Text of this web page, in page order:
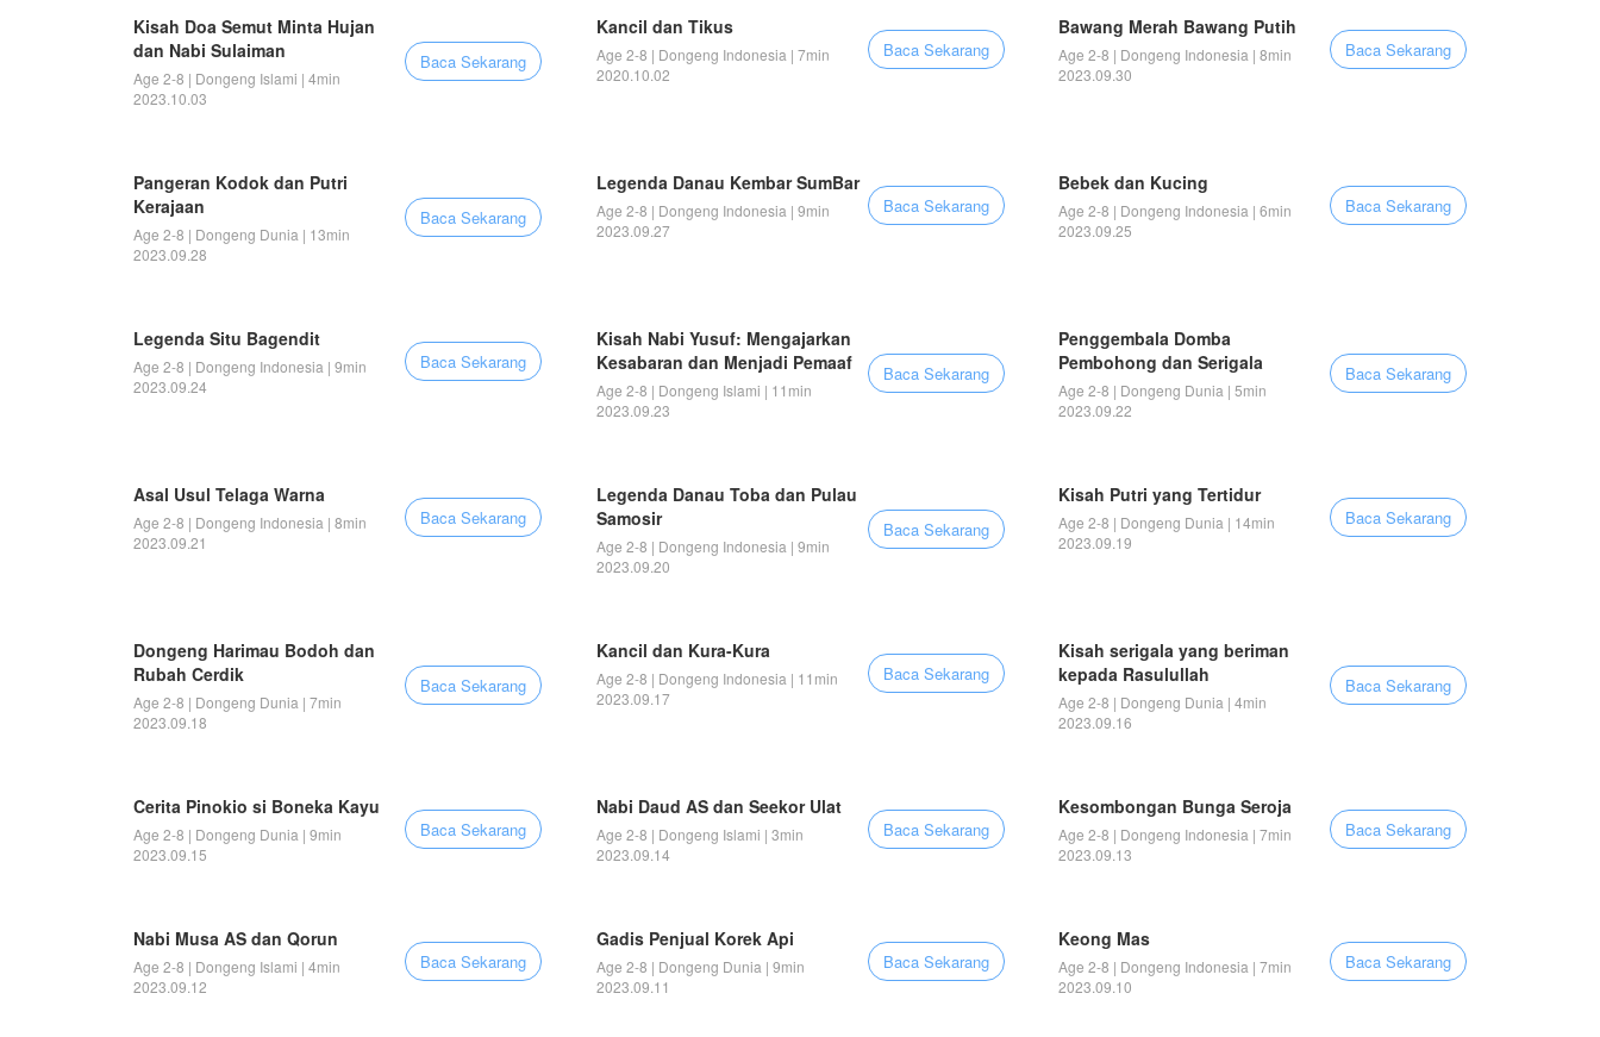
Kisah Doa Semut Minta Hujan
dan Nabi Sulaiman
Age 2-8 | Dongeng Islami | 4min
2023.10.03
Baca Sekarang
Kancil dan Tikus
Age 2-8 | Dongeng Indonesia | 7min
2020.10.02
Baca Sekarang
Bawang Merah Bawang Putih
Age 2-8 | Dongeng Indonesia | 8min
2023.09.30
Baca Sekarang
Pangeran Kodok dan Putri
Kerajaan
Age 2-8 | Dongeng Dunia | 13min
2023.09.28
Baca Sekarang
Legenda Danau Kembar SumBar
Age 2-8 | Dongeng Indonesia | 9min
2023.09.27
Baca Sekarang
Bebek dan Kucing
Age 2-8 | Dongeng Indonesia | 6min
2023.09.25
Baca Sekarang
Legenda Situ Bagendit
Age 2-8 | Dongeng Indonesia | 9min
2023.09.24
Baca Sekarang
Kisah Nabi Yusuf: Mengajarkan
Kesabaran dan Menjadi Pemaaf
Age 2-8 | Dongeng Islami | 11min
2023.09.23
Baca Sekarang
Penggembala Domba
Pembohong dan Serigala
Age 2-8 | Dongeng Dunia | 5min
2023.09.22
Baca Sekarang
Asal Usul Telaga Warna
Age 2-8 | Dongeng Indonesia | 8min
2023.09.21
Baca Sekarang
Legenda Danau Toba dan Pulau
Samosir
Age 2-8 | Dongeng Indonesia | 9min
2023.09.20
Baca Sekarang
Kisah Putri yang Tertidur
Age 2-8 | Dongeng Dunia | 14min
2023.09.19
Baca Sekarang
Dongeng Harimau Bodoh dan
Rubah Cerdik
Age 2-8 | Dongeng Dunia | 7min
2023.09.18
Baca Sekarang
Kancil dan Kura-Kura
Age 2-8 | Dongeng Indonesia | 11min
2023.09.17
Baca Sekarang
Kisah serigala yang beriman
kepada Rasulullah
Age 2-8 | Dongeng Dunia | 4min
2023.09.16
Baca Sekarang
Cerita Pinokio si Boneka Kayu
Age 2-8 | Dongeng Dunia | 9min
2023.09.15
Baca Sekarang
Nabi Daud AS dan Seekor Ulat
Age 2-8 | Dongeng Islami | 3min
2023.09.14
Baca Sekarang
Kesombongan Bunga Seroja
Age 2-8 | Dongeng Indonesia | 7min
2023.09.13
Baca Sekarang
Nabi Musa AS dan Qorun
Age 2-8 | Dongeng Islami | 4min
2023.09.12
Baca Sekarang
Gadis Penjual Korek Api
Age 2-8 | Dongeng Dunia | 9min
2023.09.11
Baca Sekarang
Keong Mas
Age 2-8 | Dongeng Indonesia | 7min
2023.09.10
Baca Sekarang